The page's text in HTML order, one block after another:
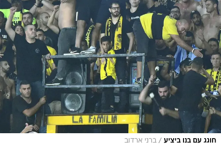
חוגג עם בנו ביציע / ברני ארדוב